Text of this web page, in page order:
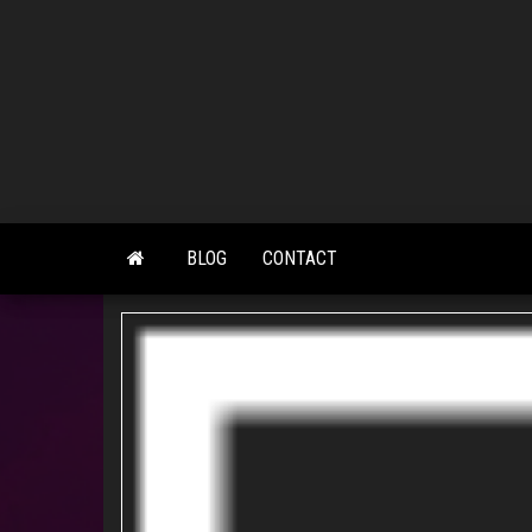
BLOG CONTACT